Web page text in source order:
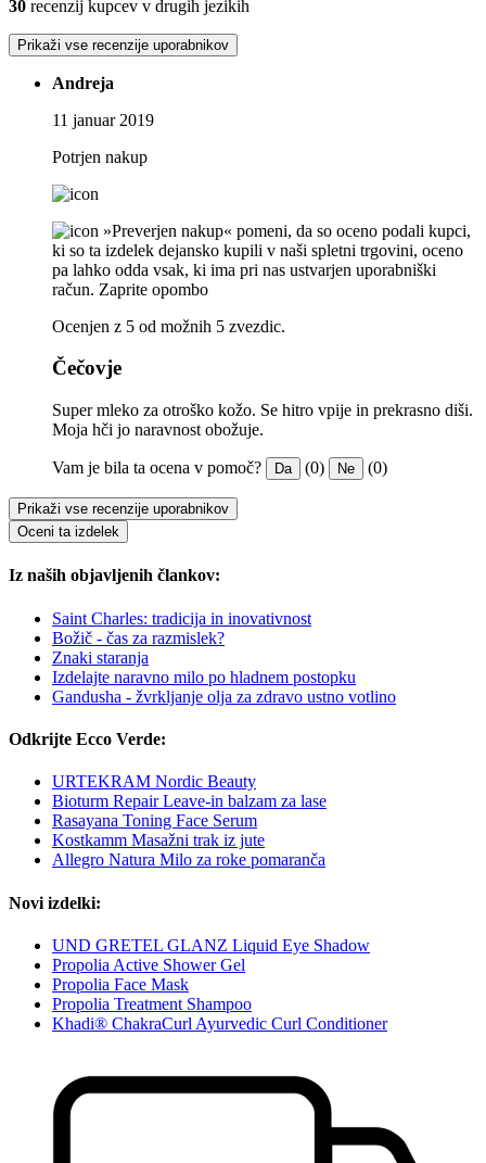
30 recenzij kupcev v drugih jezikih
Prikaži vse recenzije uporabnikov
Andreja
11 januar 2019
Potrjen nakup
»Preverjen nakup« pomeni, da so oceno podali kupci,
ki so ta izdelek dejansko kupili v naši spletni trgovini, oceno
pa lahko odda vsak, ki ima pri nas ustvarjen uporabniški
račun. Zaprite opombo
Ocenjen z 5 od možnih 5 zvezdic.
Čečovje
Super mleko za otroško kožo. Se hitro vpije in prekrasno diši.
Moja hči jo naravnost obožuje.
Vam je bila ta ocena v pomoč? Da (0) Ne (0)
Prikaži vse recenzije uporabnikov
Oceni ta izdelek
Iz naših objavljenih člankov:
Saint Charles: tradicija in inovativnost
Božič - čas za razmislek?
Znaki staranja
Izdelajte naravno milo po hladnem postopku
Gandusha - žvrkljanje olja za zdravo ustno votlino
Odkrijte Ecco Verde:
URTEKRAM Nordic Beauty
Bioturm Repair Leave-in balzam za lase
Rasayana Toning Face Serum
Kostkamm Masažni trak iz jute
Allegro Natura Milo za roke pomaranča
Novi izdelki:
UND GRETEL GLANZ Liquid Eye Shadow
Propolia Active Shower Gel
Propolia Face Mask
Propolia Treatment Shampoo
Khadi® ChakraCurl Ayurvedic Curl Conditioner